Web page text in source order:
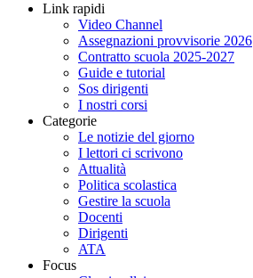
Link rapidi
Video Channel
Assegnazioni provvisorie 2026
Contratto scuola 2025-2027
Guide e tutorial
Sos dirigenti
I nostri corsi
Categorie
Le notizie del giorno
I lettori ci scrivono
Attualità
Politica scolastica
Gestire la scuola
Docenti
Dirigenti
ATA
Focus